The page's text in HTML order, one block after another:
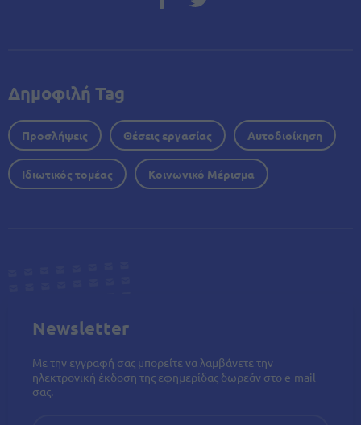
Δημοφιλή Tag
Προσλήψεις Θέσεις εργασίας Αυτοδιοίκηση
Ιδιωτικός τομέας Κοινωνικό Μέρισμα
Newsletter
Με την εγγραφή σας μπορείτε να λαμβάνετε την
ηλεκτρονική έκδοση της εφημερίδας δωρεάν στο e-mail
σας.